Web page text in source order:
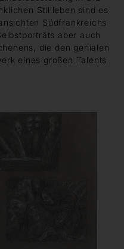
Stillleben sind es
Südfrankreichs
aber auch
die den genialen
eines großen Talents